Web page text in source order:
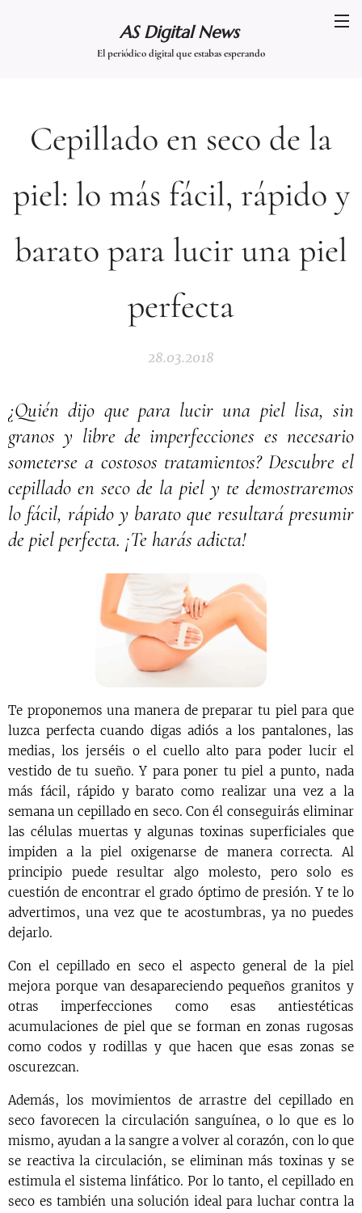
AS Digital News
El periódico digital que estabas esperando
Cepillado en seco de la
piel: lo más fácil, rápido y
barato para lucir una piel
perfecta
28.03.2018
¿Quién dijo que para lucir una piel lisa, sin
granos y libre de imperfecciones es necesario
someterse a costosos tratamientos? Descubre el
cepillado en seco de la piel y te demostraremos
lo fácil, rápido y barato que resultará presumir
de piel perfecta. ¡Te harás adicta!
Te proponemos una manera de preparar tu piel para que
luzca perfecta cuando digas adiós a los pantalones, las
medias, los jerséis o el cuello alto para poder lucir el
vestido de tu sueño. Y para poner tu piel a punto, nada
más fácil, rápido y barato como realizar una vez a la
semana un cepillado en seco. Con él conseguirás eliminar
las células muertas y algunas toxinas superficiales que
impiden a la piel oxigenarse de manera correcta. Al
principio puede resultar algo molesto, pero solo es
cuestión de encontrar el grado óptimo de presión. Y te lo
advertimos, una vez que te acostumbras, ya no puedes
dejarlo.
Con el cepillado en seco el aspecto general de la piel
mejora porque van desapareciendo pequeños granitos y
otras imperfecciones como esas antiestéticas
acumulaciones de piel que se forman en zonas rugosas
como codos y rodillas y que hacen que esas zonas se
oscurezcan.
Además, los movimientos de arrastre del cepillado en
seco favorecen la circulación sanguínea, o lo que es lo
mismo, ayudan a la sangre a volver al corazón, con lo que
se reactiva la circulación, se eliminan más toxinas y se
estimula el sistema linfático. Por lo tanto, el cepillado en
seco es también una solución ideal para luchar contra la